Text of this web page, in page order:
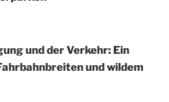
und der Verkehr: Ein
und wildem